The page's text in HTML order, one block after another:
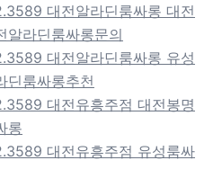
대전알라딘룸싸롱 대전
알라딘룸싸롱문의
대전알라딘룸싸롱 유성
딘룸싸롱추천
대전유흥주점 대전봉명
롱
대전유흥주점 유성룸싸